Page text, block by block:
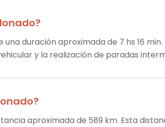
?
duración aproximada de 7 hs 16
y la realización de paradas
?
aproximada de 589 km. Esta